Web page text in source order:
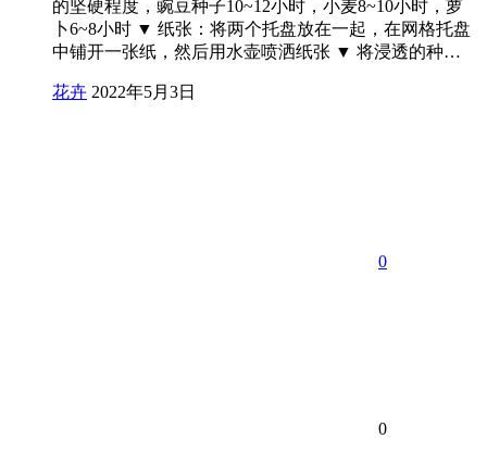
的坚硬程度，豌豆种子10~12小时，小麦8~10小时，萝
卜6~8小时 ▼ 纸张：将两个托盘放在一起，在网格托盘
中铺开一张纸，然后用水壶喷洒纸张 ▼ 将浸透的种…
花卉 2022年5月3日
0
0